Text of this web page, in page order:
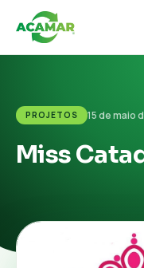
PROJETOS 15 de maio
Miss